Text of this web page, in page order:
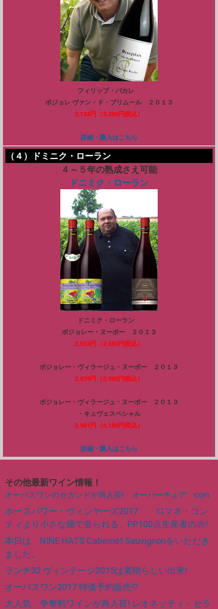
フィリップ・パカレ
ボジョレ ヴァン・ド・プリムール ２０１３
3,124円（3,280円税込）
詳細・購入はこちら
（４）ドミニク・ローラン
４～５年の熟成さえ可能
ドニミク・ローラン
ドニミク・ローラン
ボジョレー・ヌーボー ２０１３
2,553円（2,680円税込）
ボジョレー・ヴィラージュ・ヌーボー ２０１３
2,839円（2,980円税込）
ボジョレー・ヴィラージュ・ヌーボー ２０１３
・キュヴェスペシャル
3,981円（4,180円税込）
詳細・購入はこちら
その他最新ワイン情報！
オーパスワンのセカンドが再入荷! オーバーチュア com
ホースパワー・ヴィンヤーズ2017 ロマネ・コン
ティより小さな畑で造られる、PP100点生産者の赤!
本日は NINE HATS Cabernet Sauvignonをいただき
ました。
ランチ32 ヴィンテージ2015は素晴らしい出来!
オーパスワン2017 特価予約販売!?
大人気 争奪戦ワインが再入荷! レオネッティ・セラ